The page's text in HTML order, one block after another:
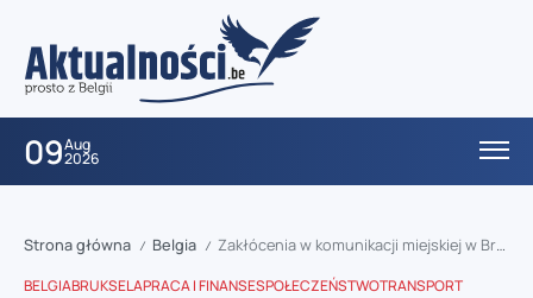
09Aug
2026
Strona główna / Belgia / Zakłócenia w komunikacji miejskiej w Brukseli podczas ogólnokrajowej manifestacji 13 lutego
BELGIABRUKSELAPRACA I FINANSESPOŁECZEŃSTWOTRANSPORT